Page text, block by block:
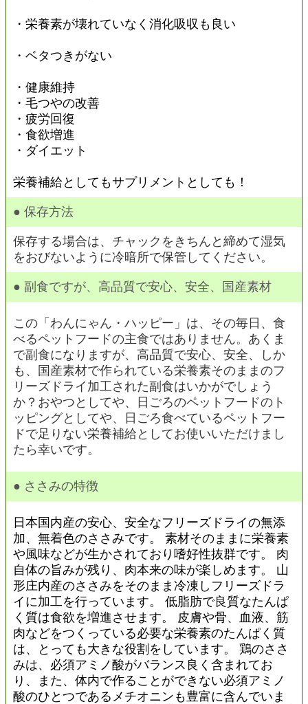
・栄養素が壊れていなく消化吸収も良い
・ベタつきがない
・健康維持
・毛つやの改善
・疲労回復
・食欲増進
・ダイエット
栄養補給としてもサプリメントとしても！
● 保存方法
保存する場合は、チャックをきちんと締めて湿気
をおびないように冷暗所で保管してください。
● 副食ですが、高品質で安心、安全、国産素材
この「わんにゃん・ハッピー」は、その毎日、食
べるペットフードの主食ではありません。あくま
で副食になりますが、高品質で安心、安全、しか
も、国産素材で作られている栄養素そのままのフ
リーズドライ加工された副食はいかがでしょう
か？おやつとしてや、日ごろのペットフードのト
ッピングとしてや、日ごろ食べているペットフー
ドで足りない栄養補給としてお使いいただけまし
たら幸いです。
● ささみの特徴
日本国内産の安心、安全なフリーズドライの無添
加、無着色のささみです。 素材そのままに栄養素
や風味などが生かされており嗜好性抜群です。 肉
自体の旨みが残り、肉本来の味が楽しめます。 山
形庄内産のささみをそのまま冷凍しフリーズドラ
イに加工を行っています。 低脂肪で良質なたんぱ
く質は食欲を増進させます。 皮膚や骨、血液、筋
肉などをつくっている必要な栄養素のたんぱく質
は、とっても大きな役割をしています。 鶏のささ
みは、必須アミノ酸がバランス良く含まれてお
り、また、体内で作ることができない必須アミノ
酸のひとつであるメチオニンも豊富に含んでいま